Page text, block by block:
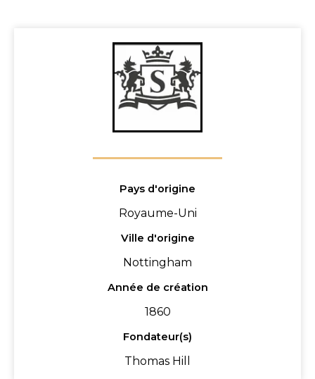
Pays d'origine
Royaume-Uni
Ville d'origine
Nottingham
Année de création
1860
Fondateur(s)
Thomas Hill